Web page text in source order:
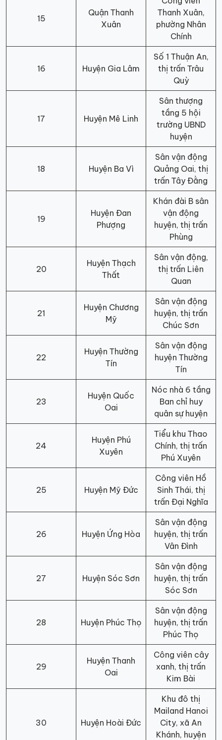
15
Quận Thanh
Xuân
Thanh Xuân,
phường Nhân
Chính
16 Huyện Gia Lâm
Số 1 Thuận An,
thị trấn Trâu
Quỳ
17 Huyện Mê Linh
Sân thượng
tầng 5 hội
trường UBND
huyện
18 Huyện Ba Vì
Sân vận động
Quảng Oai, thị
trấn Tây Đằng
19
Huyện Đan
Phượng
Khán đài B sân
vận động
huyện, thị trấn
Phùng
20
Huyện Thạch
Thất
Sân vận động,
thị trấn Liên
Quan
21
Huyện Chương
Mỹ
Sân vận động
huyện, thị trấn
Chúc Sơn
22
Huyện Thường
Tín
Sân vận động
huyện Thường
Tín
23
Huyện Quốc
Oai
Nóc nhà 6 tầng
Ban chỉ huy
quân sự huyện
24
Huyện Phú
Xuyên
Tiểu khu Thao
Chính, thị trấn
Phú Xuyên
25 Huyện Mỹ Đức
Công viên Hồ
Sinh Thái, thị
trấn Đại Nghĩa
26 Huyện Ứng Hòa
Sân vận động
huyện, thị trấn
Vân Đình
27 Huyện Sóc Sơn
Sân vận động
huyện, thị trấn
Sóc Sơn
28 Huyện Phúc Thọ
Sân vận động
huyện, thị trấn
Phúc Thọ
29
Huyện Thanh
Oai
Công viên cây
xanh, thị trấn
Kim Bài
30 Huyện Hoài Đức
Khu đô thị
Mailand Hanoi
City, xã An
Khánh, huyện